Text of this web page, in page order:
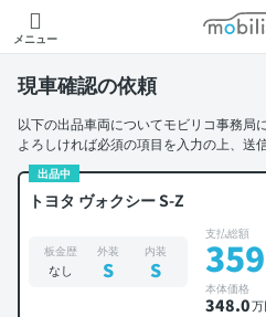
メニュー
モ
現車確認の依頼
以下の出品車両についてモビリコ事務局
よろしければ必須の項目を入力の上、送
出品中
トヨタ ヴォクシー S-Z
板金歴
なし
外装
S
内装
S
支払総額
359
本体価格
348.0万